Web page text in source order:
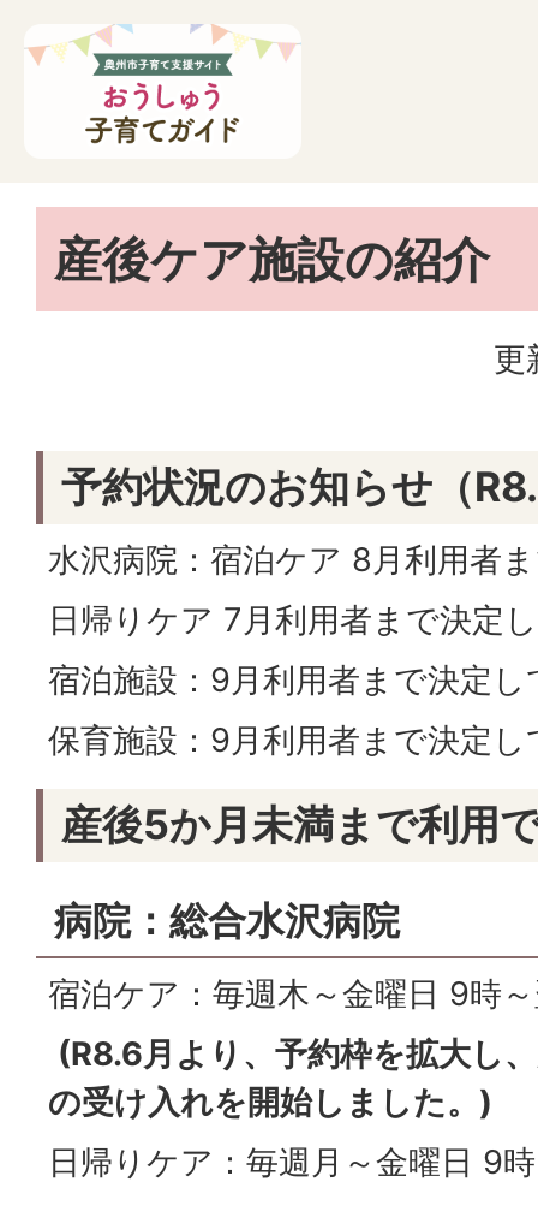
産後ケア施設の紹介
更
予約状況のお知らせ（
水沢病院：宿泊ケア 8月利用者
日帰りケア 7月利用者まで決定
宿泊施設：9月利用者まで決定
保育施設：9月利用者まで決定
産後5か月未満まで利用
病院：総合水沢病院
宿泊ケア：毎週木～金曜日 9時
(R8.6月より、予約枠を拡大し
の受け入れを開始しました。)
日帰りケア：毎週月～金曜日 9